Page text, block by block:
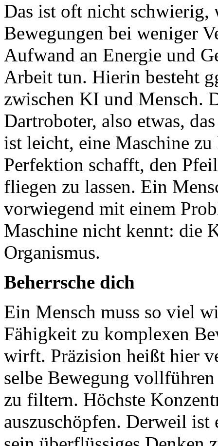
Das ist oft nicht schwierig,
Bewegungen bei weniger
Aufwand an Energie und
Arbeit tun. Hierin besteht
zwischen KI und Mensch.
Dartroboter, also etwas,
ist leicht, eine Maschine
Perfektion schafft, den
fliegen zu lassen. Ein
vorwiegend mit einem
Maschine nicht kennt: die
Organismus.
Beherrsche dich
Ein Mensch muss so viel
Fähigkeit zu komplexen
wirft. Präzision heißt hier
selbe Bewegung
zu filtern. Höchste
auszuschöpfen. Derweil